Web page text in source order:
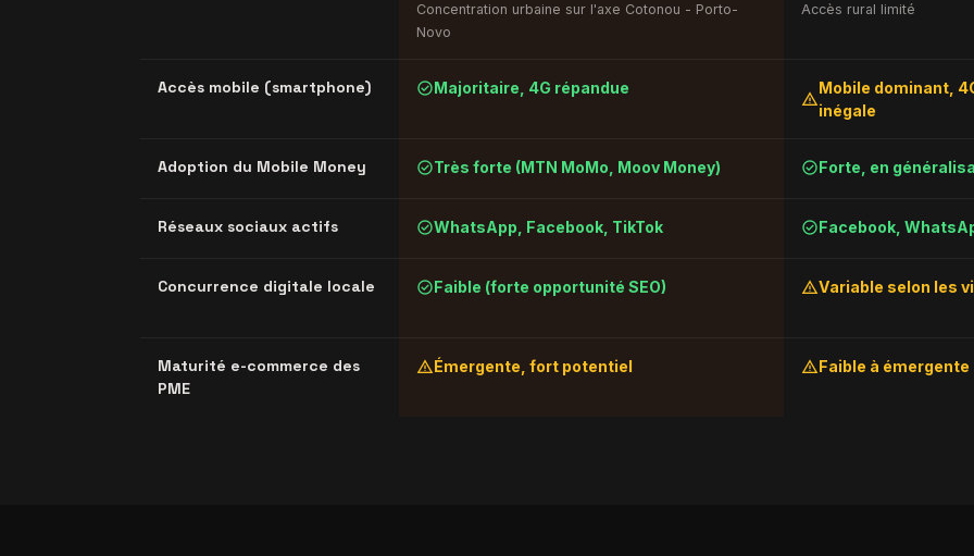
Concentration urbaine sur l'axe Cotonou - Porto-
Novo
Accès rural limité
Accès mobile (smartphone) check_circleMajoritaire, 4G répandue
warning
Mobile dominant,
inégale
Adoption du Mobile Money check_circleTrès forte (MTN MoMo, Moov Money) check_circleForte, en
Réseaux sociaux actifs check_circleWhatsApp, Facebook, TikTok check_circleFacebook,
Concurrence digitale locale check_circleFaible (forte opportunité SEO) warningVariable selon les
Maturité e-commerce des
PME
warningÉmergente, fort potentiel warningFaible à émergente